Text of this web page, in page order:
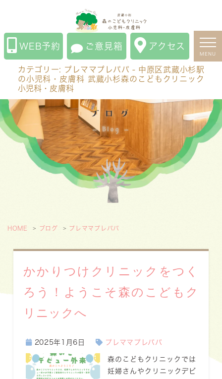
プレママプレパパ
科・皮膚科 武蔵小杉森のこどもクリニック小児科・皮膚
科
WEB予約 ご意見箱 アクセス
MENU
カテゴリー: プレママプレパパ - 中原区武蔵小杉駅
の小児科・皮膚科 武蔵小杉森のこどもクリニック
小児科・皮膚科
ブログ
Blog
HOME ブログ プレママプレパパ
かかりつけクリニックをつく
ろう！ようこそ森のこどもク
リニックへ
2025年1月6日 プレママプレパパ
森のこどもクリニックでは
妊婦さんやクリニックデビ